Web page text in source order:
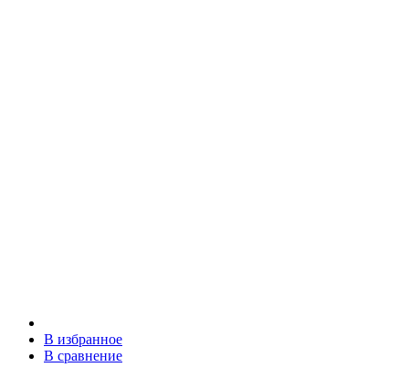
В избранное
В сравнение